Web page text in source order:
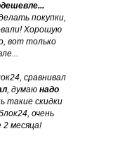
покупки,
Хорошую
вот только
сравнивал
, думаю надо
такие скидки
очень
2 месяца!